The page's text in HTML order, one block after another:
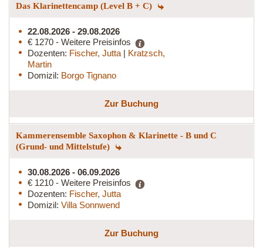
Das Klarinettencamp (Level B + C)
22.08.2026 - 29.08.2026
€ 1270 - Weitere Preisinfos
Dozenten: Fischer, Jutta | Kratzsch,
Martin
Domizil: Borgo Tignano
Zur Buchung
Kammerensemble Saxophon & Klarinette - B und C
(Grund- und Mittelstufe)
30.08.2026 - 06.09.2026
€ 1210 - Weitere Preisinfos
Dozenten: Fischer, Jutta
Domizil: Villa Sonnwend
Zur Buchung